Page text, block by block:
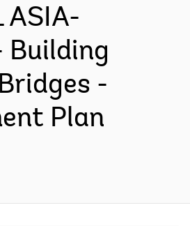
ASIA-
Building
-
Plan